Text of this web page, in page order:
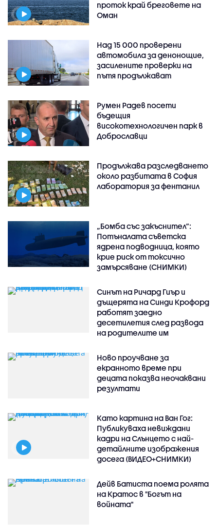
проток край бреговете на
Оман
Над 15 000 проверени
автомобила за денонощие,
засилените проверки на
пътя продължават
Румен Радев посети
бъдещия
високотехнологичен парк в
Доброславци
Продължава разследването
около разбитата в София
лаборатория за фентанил
„Бомба със закъснител“:
Потъналата съветска
ядрена подводница, която
крие риск от токсично
замърсяване (СНИМКИ)
Синът на Ричард Гиър и
дъщерята на Синди Крофорд
работят заедно
десетилетия след развода
на родителите им
Ново проучване за
екранното време при
децата показва неочаквани
резултати
Като картина на Ван Гог:
Публикуваха невиждани
кадри на Слънцето с най-
детайлните изображения
досега (ВИДЕО+СНИМКИ)
Дейв Батиста поема ролята
на Кратос в "Богът на
войната"